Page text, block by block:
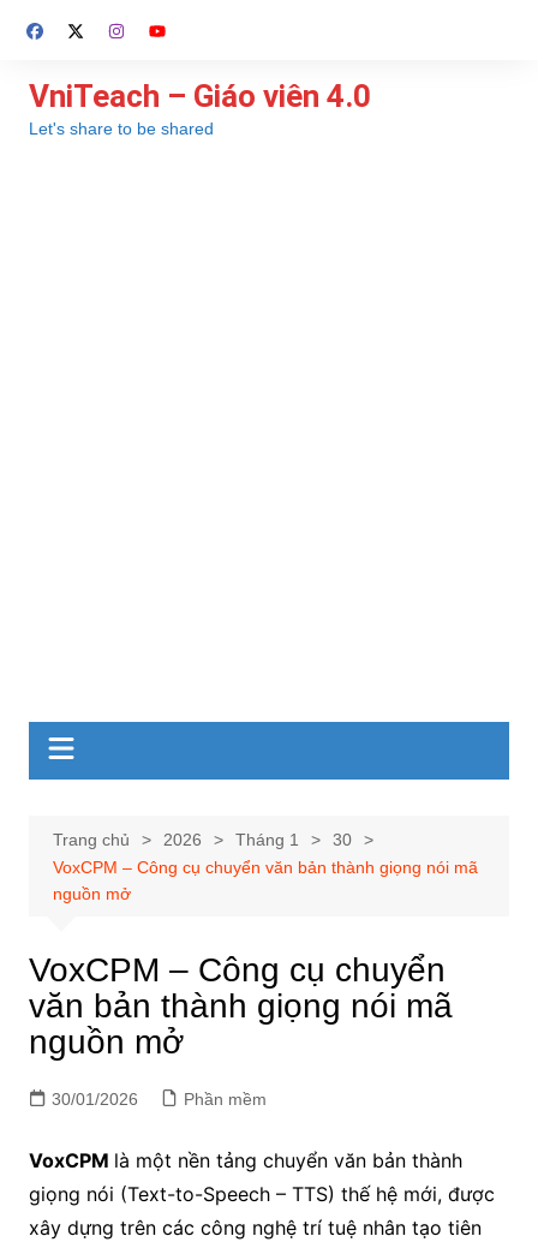
đến
dung
VniTeach – Giáo viên 4.0
Let's share to be shared
Trang chủ 2026 Tháng 1
30
VoxCPM – Công cụ chuyển văn bản thành giọng nói mã
nguồn mở
VoxCPM – Công cụ chuyển
văn bản thành giọng nói mã
nguồn mở
30/01/2026 Phần mềm
VoxCPM là một nền tảng chuyển văn bản thành
giọng nói (Text-to-Speech – TTS) thế hệ mới, được
xây dựng trên các công nghệ trí tuệ nhân tạo tiên